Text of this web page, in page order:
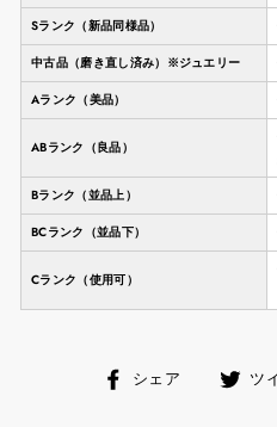
Sランク（新品同様品）
中古品（磨き直し済み）※ジュエリー
Aランク（美品）
ABランク（良品）
Bランク（並品上）
BCランク（並品下）
Cランク（使用可）
シェア
facebook
ツ